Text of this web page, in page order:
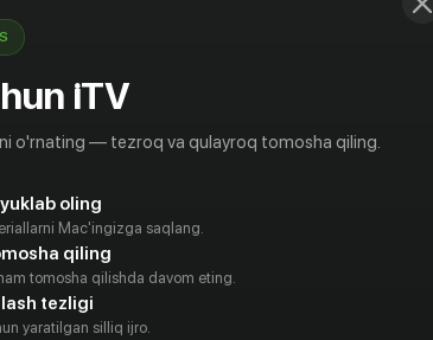
iTV
o'rnating — tezroq va qulayroq tomosha qiling.
oling
Mac'ingizga saqlang.
qiling
tomosha qilishda davom eting.
tezligi
yaratilgan silliq ijro.